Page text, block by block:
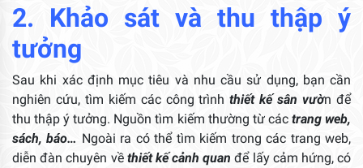
2. Khảo sát và thu thập ý
tưởng
Sau khi xác định mục tiêu và nhu cầu sử dụng, bạn cần
nghiên cứu, tìm kiếm các công trìnhthiết kế sân vườn để
thu thập ý tưởng. Nguồn tìm kiếm thường từ các trang web,
sách, báo… Ngoài ra có thể tìm kiếm trong các trang web,
diễn đàn chuyên về thiết kế cảnh quan để lấy cảm hứng, có